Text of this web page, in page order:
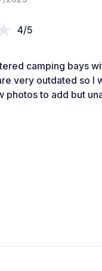
4/5
camping bays
very outdated so I
photos to add but